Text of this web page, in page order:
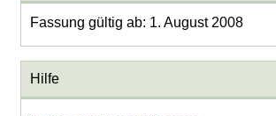
Fassung gültig ab: 1. August 2008
Hilfe